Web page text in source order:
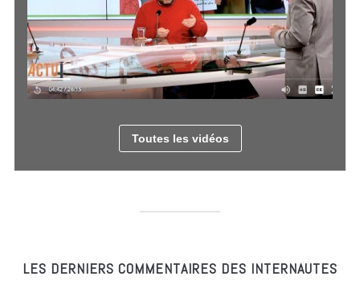
Toutes les vidéos
LES DERNIERS COMMENTAIRES DES INTERNAUTES